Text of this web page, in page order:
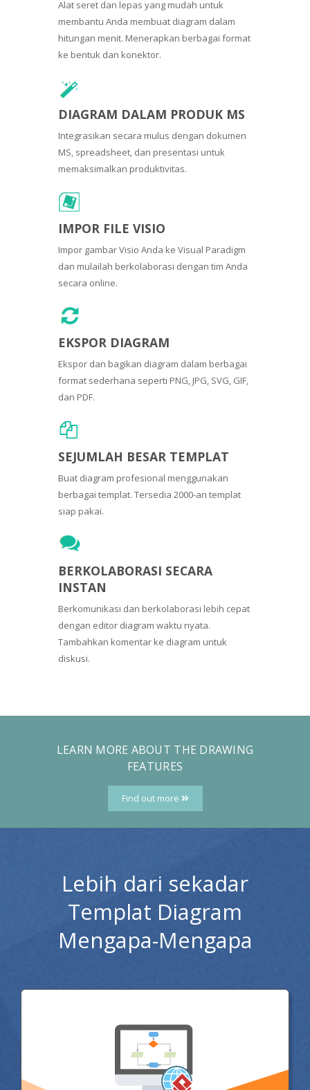
Alat seret dan lepas yang mudah untuk
membantu Anda membuat diagram dalam
hitungan menit. Menerapkan berbagai format
ke bentuk dan konektor.
DIAGRAM DALAM PRODUK MS
Integrasikan secara mulus dengan dokumen
MS, spreadsheet, dan presentasi untuk
memaksimalkan produktivitas.
IMPOR FILE VISIO
Impor gambar Visio Anda ke Visual Paradigm
dan mulailah berkolaborasi dengan tim Anda
secara online.
EKSPOR DIAGRAM
Ekspor dan bagikan diagram dalam berbagai
format sederhana seperti PNG, JPG, SVG, GIF,
dan PDF.
SEJUMLAH BESAR TEMPLAT
Buat diagram profesional menggunakan
berbagai templat. Tersedia 2000-an templat
siap pakai.
BERKOLABORASI SECARA
INSTAN
Berkomunikasi dan berkolaborasi lebih cepat
dengan editor diagram waktu nyata.
Tambahkan komentar ke diagram untuk
diskusi.
LEARN MORE ABOUT THE DRAWING
FEATURES
Find out more
Lebih dari sekadar
Templat Diagram
Mengapa-Mengapa